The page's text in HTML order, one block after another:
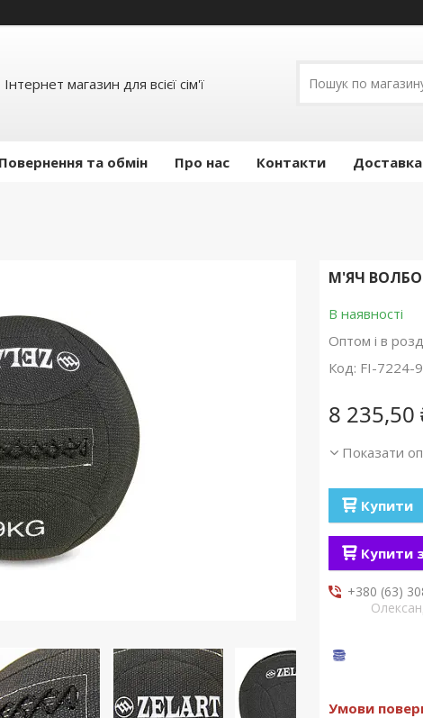
Інтернет магазин для всієї сім'ї
Повернення та обмін Про нас Контакти
М'ЯЧ
В наявності
Оптом і в
Код: FI-7224-9
8 235,50
Показати
Купити
Купити
+380 (63)